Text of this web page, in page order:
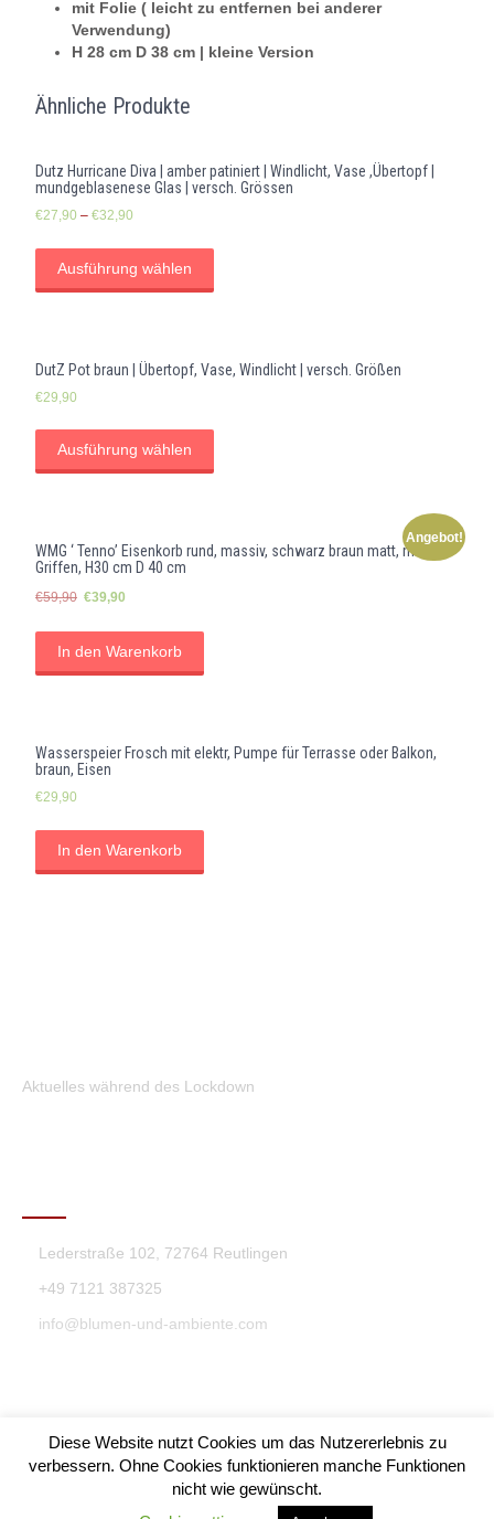
Aufbeahrung
Menge
mit Folie ( leicht zu entfernen bei anderer
Verwendung)
H 28 cm D 38 cm | kleine Version
Ähnliche Produkte
Dutz Hurricane Diva | amber patiniert | Windlicht, Vase ,Übertopf |
mundgeblasenese Glas | versch. Grössen
€27,90 – €32,90
Ausführung wählen
DutZ Pot braun | Übertopf, Vase, Windlicht | versch. Größen
€29,90
Ausführung wählen
Angebot!
WMG ‘ Tenno’ Eisenkorb rund, massiv, schwarz braun matt, mit
Griffen, H30 cm D 40 cm
€59,90 Ursprünglicher
€59,90
€39,90
€39,90.
In den Warenkorb
Wasserspeier Frosch mit elektr, Pumpe für Terrasse oder Balkon,
braun, Eisen
€29,90
In den Warenkorb
Aktuelles während des Lockdown
Lederstraße 102, 72764 Reutlingen
+49 7121 387325
info@blumen-und-ambiente.com
Diese Website nutzt Cookies um das Nutzererlebnis zu
verbessern. Ohne Cookies funktionieren manche Funktionen
nicht wie gewünscht.